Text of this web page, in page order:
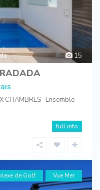
15
CHAMBRES Ensemble
full info
de Golf Vue Mer